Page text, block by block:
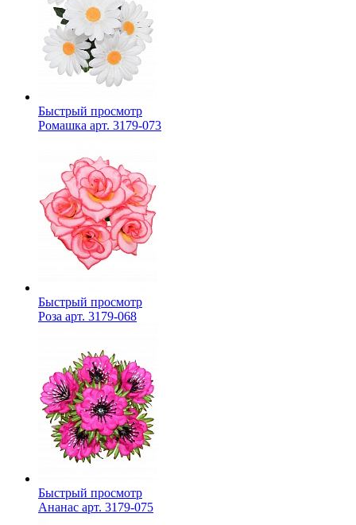
Быстрый просмотр
Ромашка арт. 3179-073
Быстрый просмотр
Роза арт. 3179-068
Быстрый просмотр
Ананас арт. 3179-075